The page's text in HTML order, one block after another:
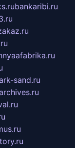
bankaribi.ru
sand.ru